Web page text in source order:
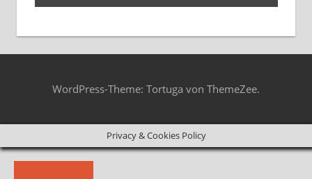
WordPress-Theme: Tortuga von ThemeZee.
Privacy & Cookies Policy